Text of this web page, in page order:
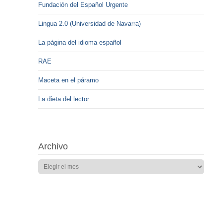
Fundación del Español Urgente
Lingua 2.0 (Universidad de Navarra)
La página del idioma español
RAE
Maceta en el páramo
La dieta del lector
Archivo